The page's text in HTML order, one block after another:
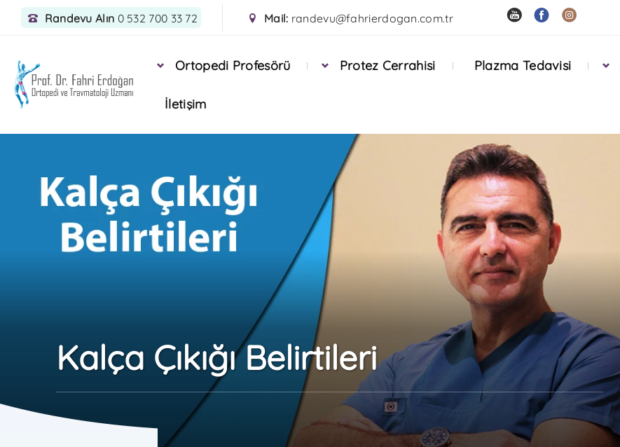
Randevu Alın 0 532 700 33 72 Mail: randevu@fahrierdogan.com.tr
Ortopedi Profesörü Protez Cerrahisi Plazma Tedavisi
İletişim
Kalça Çıkığı Belirtileri